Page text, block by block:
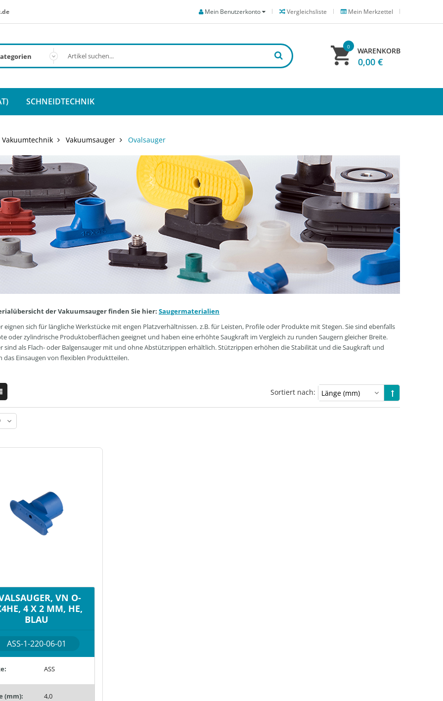
Mein Merkzettel
Vergleichsliste
Mein Benutzerkonto
WARENKORB
0
0,00 €
SCHNEIDTECHNIK
Vakuumtechnik Vakuumsauger Ovalsauger
der Vakuumsauger finden Sie hier: Saugermaterialien
eignen sich für längliche Werkstücke mit engen Platzverhältnissen. z.B. für Leisten, Profile oder Produkte mit Stegen. Sie sind ebenfalls
oder zylindrische Produktoberflächen geeignet und haben eine erhöhte Saugkraft im Vergleich zu runden Saugern gleicher Breite.
sind als Flach- oder Balgensauger mit und ohne Abstützrippen erhältlich. Stützrippen erhöhen die Stabilität und die Saugkraft und
das Einsaugen von flexiblen Produktteilen.
Sortiert nach:
VN O-
4 X 2 MM, HE,
BLAU
ASS-1-220-06-01
ASS
(mm): 4,0